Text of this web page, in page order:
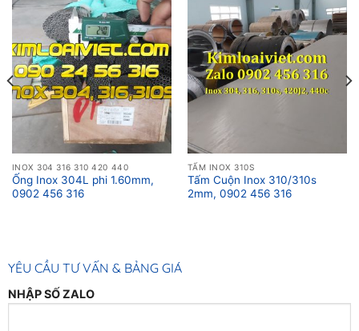
INOX 304 316 310 420 440
Ống Inox 304L phi 1.60mm,
0902 456 316
TẤM INOX 310S
Tấm Cuộn Inox 310/310s
2mm, 0902 456 316
YÊU CẦU TƯ VẤN & BẢNG GIÁ
NHẬP SỐ ZALO